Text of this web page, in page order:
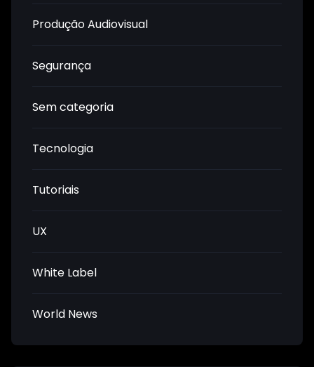
Produção Audiovisual
Segurança
Sem categoria
Tecnologia
Tutoriais
UX
White Label
World News